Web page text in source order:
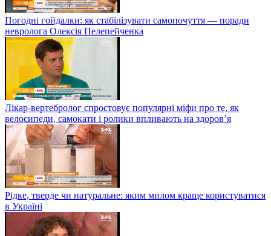
Погодні гойдалки: як стабілізувати самопочуття — поради
невролога Олексія Пелепейченка
Лікар-вертебролог спростовує популярні міфи про те, як
велосипеди, самокати і ролики впливають на здоров’я
Рідке, тверде чи натуральне: яким милом краще користуватися
в Україні